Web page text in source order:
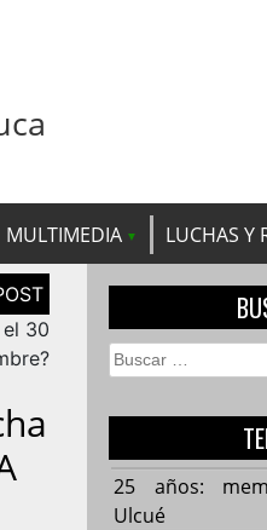
MULTIMEDIA LUCHAS Y
30
Buscar:
25 años:
Ulcué